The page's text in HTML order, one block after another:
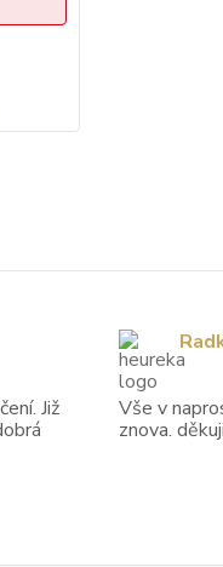
Již
Vše v
znova. děkuji